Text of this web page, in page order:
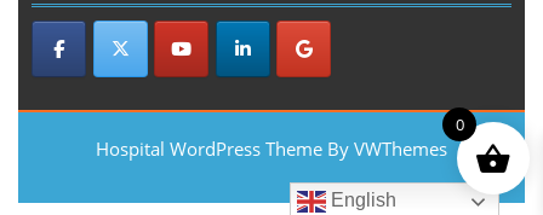
Hospital WordPress Theme By VWThemes
Scroll
English
0